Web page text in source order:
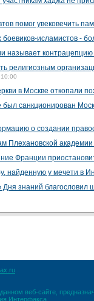
помог увековечить
боевиков-исламистов -
называет
религиозным
в Москве откопали
был санкционирован
о создании
Плехановской академии
Франции
найденную у мечети в
знаний благословил
веб-сайте,
Интерфакса.